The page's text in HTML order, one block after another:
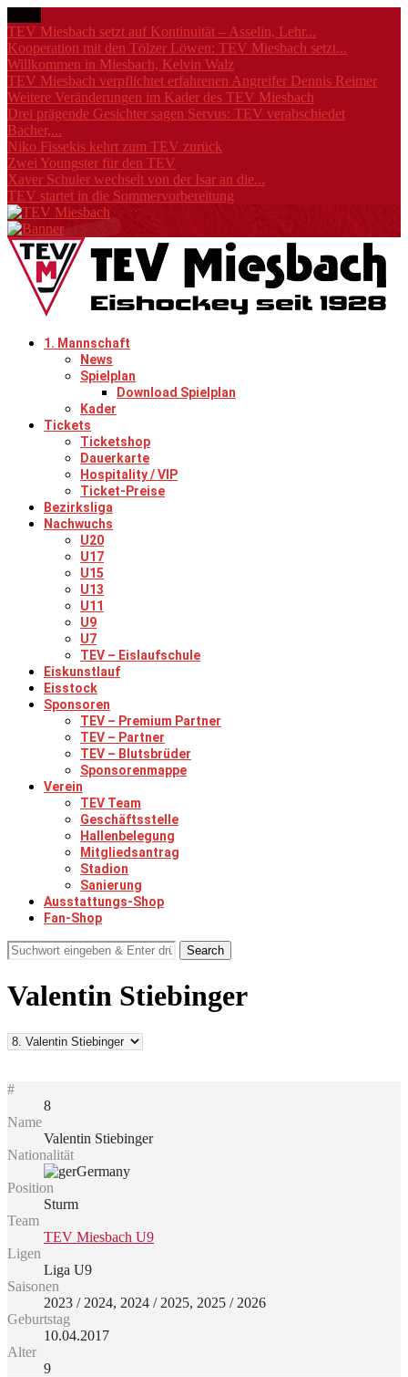
TEV Miesbach setzt auf Kontinuität – Asselin, Lehr...
Kooperation mit den Tölzer Löwen: TEV Miesbach setzt...
Willkommen in Miesbach, Kelvin Walz
TEV Miesbach verpflichtet erfahrenen Angreifer Dennis Reimer
Weitere Veränderungen im Kader des TEV Miesbach
Drei prägende Gesichter sagen Servus: TEV verabschiedet
Bacher,...
Niko Fissekis kehrt zum TEV zurück
Zwei Youngster für den TEV
Xaver Schuler wechselt von der Isar an die...
TEV startet in die Sommervorbereitung
1. Mannschaft
News
Spielplan
Download Spielplan
Kader
Tickets
Ticketshop
Dauerkarte
Hospitality / VIP
Ticket-Preise
Bezirksliga
Nachwuchs
U20
U17
U15
U13
U11
U9
U7
TEV – Eislaufschule
Eiskunstlauf
Eisstock
Sponsoren
TEV – Premium Partner
TEV – Partner
TEV – Blutsbrüder
Sponsorenmappe
Verein
TEV Team
Geschäftsstelle
Hallenbelegung
Mitgliedsantrag
Stadion
Sanierung
Ausstattungs-Shop
Fan-Shop
Search
Valentin Stiebinger
#
8
Name
Valentin Stiebinger
Nationalität
Germany
Position
Sturm
Team
TEV Miesbach U9
Ligen
Liga U9
Saisonen
2023 / 2024, 2024 / 2025, 2025 / 2026
Geburtstag
10.04.2017
Alter
9